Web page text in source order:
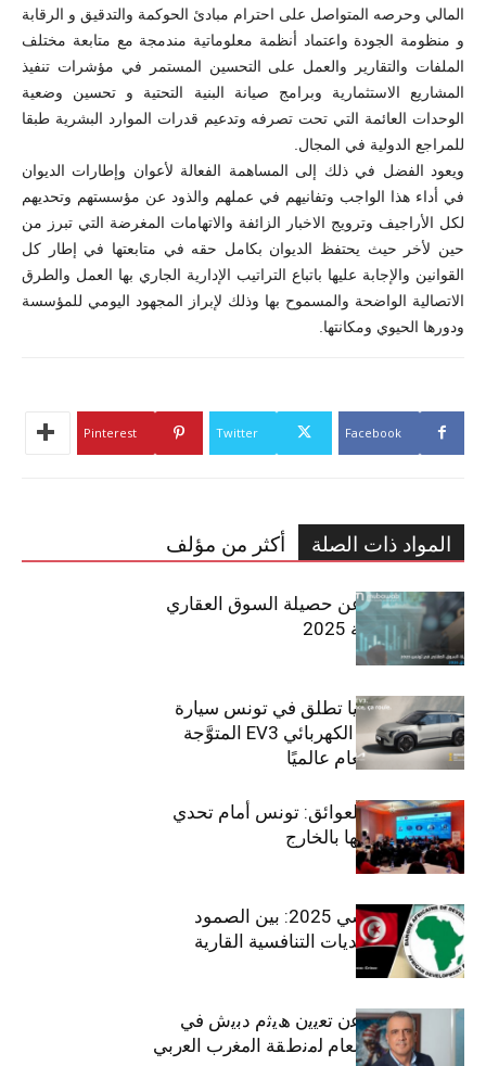
المالي وحرصه المتواصل على احترام مبادئ الحوكمة والتدقيق و الرقابة
و منظومة الجودة واعتماد أنظمة معلوماتية مندمجة مع متابعة مختلف
الملفات والتقارير والعمل على التحسين المستمر في مؤشرات تنفيذ
المشاريع الاستثمارية وبرامج صيانة البنية التحتية و تحسين وضعية
الوحدات العائمة التي تحت تصرفه وتدعيم قدرات الموارد البشرية طبقا
للمراجع الدولية في المجال.
ويعود الفضل في ذلك إلى المساهمة الفعالة لأعوان وإطارات الديوان
في أداء هذا الواجب وتفانيهم في عملهم والذود عن مؤسستهم وتحديهم
لكل الأراجيف وترويج الاخبار الزائفة والاتهامات المغرضة التي تبرز من
حين لأخر حيث يحتفظ الديوان بكامل حقه في متابعتها في إطار كل
القوانين والإجابة عليها باتباع التراتيب الإدارية الجاري بها العمل والطرق
الاتصالية الواضحة والمسموح بها وذلك لإبراز المجهود اليومي للمؤسسة
ودورها الحيوي ومكانتها.
Facebook
Twitter
Pinterest
المواد ذات الصلة أكثر من مؤلف
مبوب تكشف عن حصيلة السوق العقاري
في تونس لسنة 2025
سيتي كارز – كيا تطلق في تونس سيارة
الـدفع الرباعي الكهربائي EV3 المتوَّجة
بلقب سيارة العام عالميًا
بين الطموح والعوائق: تونس أمام تحدي
استعادة كفاءاتها بالخارج
الاقتصاد التونسي 2025: بين الصمود
الاجتماعي وتحديات التنافسية القارية
ﺗﯾﺗرا ﺑﺎك ﺗﻌﻠن ﻋن ﺗﻌﯾﯾن ھﯾﺛم دﺑﯾش ﻓﻲ
ﻣﻧﺻب اﻟﻣدﯾر اﻟﻌﺎم ﻟﻣﻧطﻘﺔ اﻟﻣﻐرب اﻟﻌرﺑﻲ